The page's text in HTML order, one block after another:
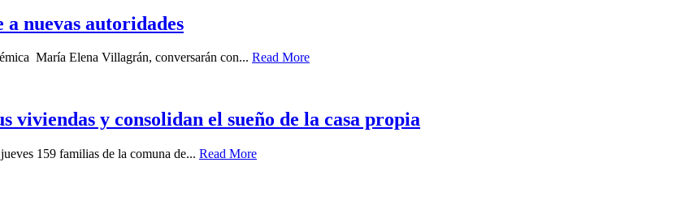
nuevas autoridades
María Elena Villagrán, conversarán con... Read More
viviendas y consolidan el sueño de la casa propia
159 familias de la comuna de... Read More